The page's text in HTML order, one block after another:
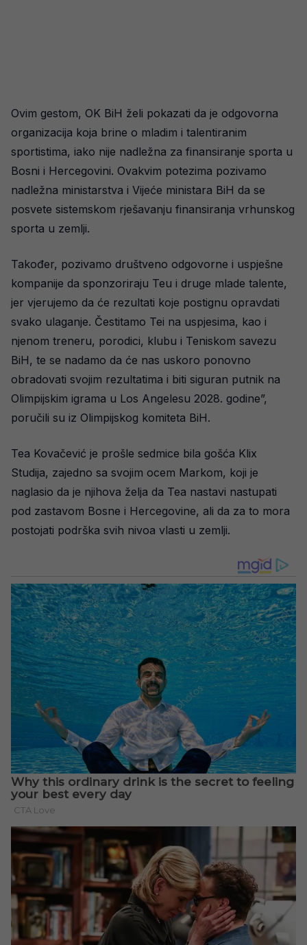
Ovim gestom, OK BiH želi pokazati da je odgovorna
organizacija koja brine o mladim i talentiranim
sportistima, iako nije nadležna za finansiranje sporta u
Bosni i Hercegovini. Ovakvim potezima pozivamo
nadležna ministarstva i Vijeće ministara BiH da se
posvete sistemskom rješavanju finansiranja vrhunskog
sporta u zemlji.
Također, pozivamo društveno odgovorne i uspješne
kompanije da sponzoriraju Teu i druge mlade talente,
jer vjerujemo da će rezultati koje postignu opravdati
svako ulaganje. Čestitamo Tei na uspjesima, kao i
njenom treneru, porodici, klubu i Teniskom savezu
BiH, te se nadamo da će nas uskoro ponovno
obradovati svojim rezultatima i biti siguran putnik na
Olimpijskim igrama u Los Angelesu 2028. godine”,
poručili su iz Olimpijskog komiteta BiH.
Tea Kovačević je prošle sedmice bila gošća Klix
Studija, zajedno sa svojim ocem Markom, koji je
naglasio da je njihova želja da Tea nastavi nastupati
pod zastavom Bosne i Hercegovine, ali da za to mora
postojati podrška svih nivoa vlasti u zemlji.